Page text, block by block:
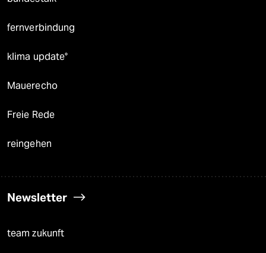
fernverbindung
klima update°
Mauerecho
Freie Rede
reingehen
Newsletter
team zukunft